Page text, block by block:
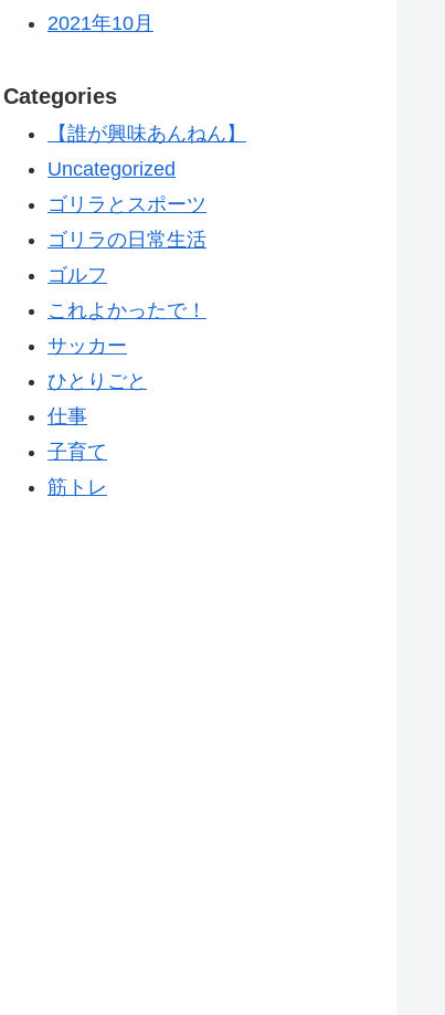
2021年10月
Categories
【誰が興味あんねん】
Uncategorized
ゴリラとスポーツ
ゴリラの日常生活
ゴルフ
これよかったで！
サッカー
ひとりごと
仕事
子育て
筋トレ